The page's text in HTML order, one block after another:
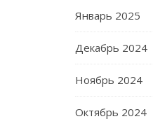
Январь 2025
Декабрь 2024
Ноябрь 2024
Октябрь 2024